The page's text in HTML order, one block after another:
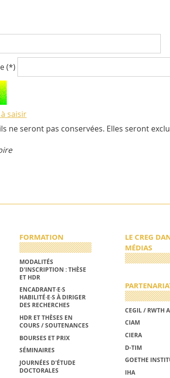
(*)
saisir
ne seront pas conservées. Elles seront
FORMATION
MODALITÉS
D'INSCRIPTION : THÈSE
ET HDR
ENCADRANT·E·S
HABILITÉ·E·S À DIRIGER
DES RECHERCHES
HDR ET THÈSES EN
COURS / SOUTENANCES
BOURSES ET PRIX
SÉMINAIRES
JOURNÉES D'ÉTUDE
DOCTORALES
LE CREG
MÉDIAS
CEGIL / RWTH
CIAM
CIERA
D-TIM
GOETHE
IHA